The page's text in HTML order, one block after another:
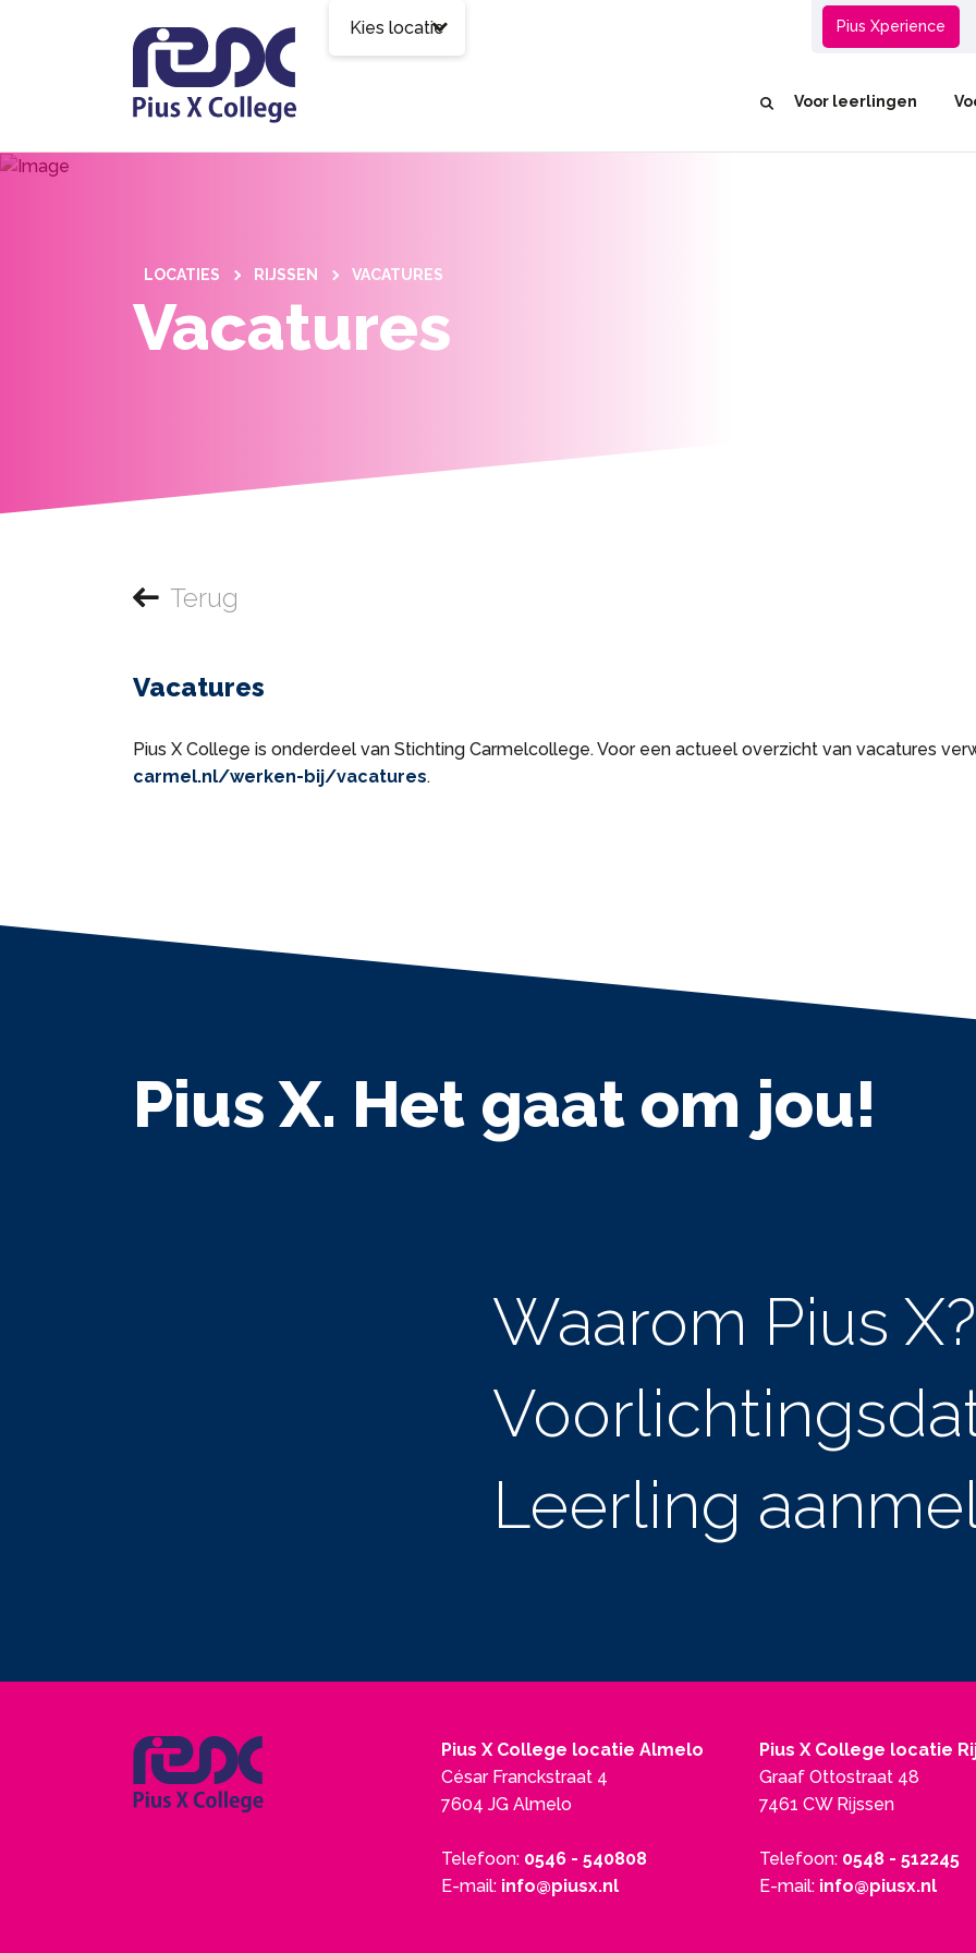
Kies locatie Pius Xperience
Voor leerlingen
LOCATIES RIJSSEN VACATURES
Vacatures
Terug
Vacatures
Pius X College is onderdeel van Stichting Carmelcollege. Voor een actueel overzicht van vacatures
carmel.nl/werken-bij/vacatures.
Pius X. Het gaat om jou!
Waarom Pius X?
Leerling
Pius X College locatie Almelo
César Franckstraat 4
7604 JG Almelo
Telefoon: 0546 - 540808
E-mail: info@piusx.nl
Pius X College locatie
Graaf Ottostraat 48
7461 CW Rijssen
Telefoon: 0548 - 512245
E-mail: info@piusx.nl